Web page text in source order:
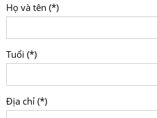
Họ và tên (*)
Tuổi (*)
Địa chỉ (*)